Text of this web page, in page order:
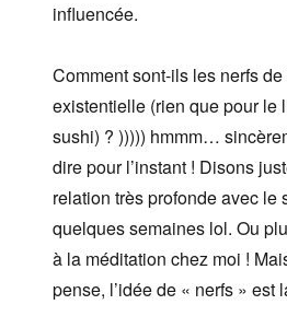
influencée.
Comment sont-ils les nerfs
existentielle (rien que pour le
sushi) ? ))))) hmmm…
dire pour l’instant ! Disons
relation très profonde avec le
quelques semaines lol. Ou
à la méditation chez moi !
pense, l’idée de « nerfs »